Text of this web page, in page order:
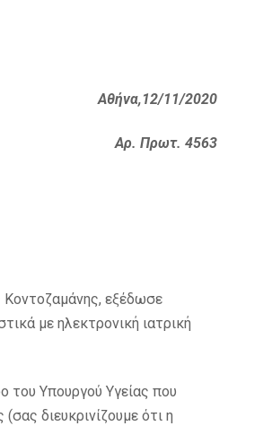
Αθήνα,12/11/2020
Αρ. Πρωτ. 4563
εξέδωσε
με ηλεκτρονική ιατρική
του Υπουργού Υγείας που
διευκρινίζουμε ότι η